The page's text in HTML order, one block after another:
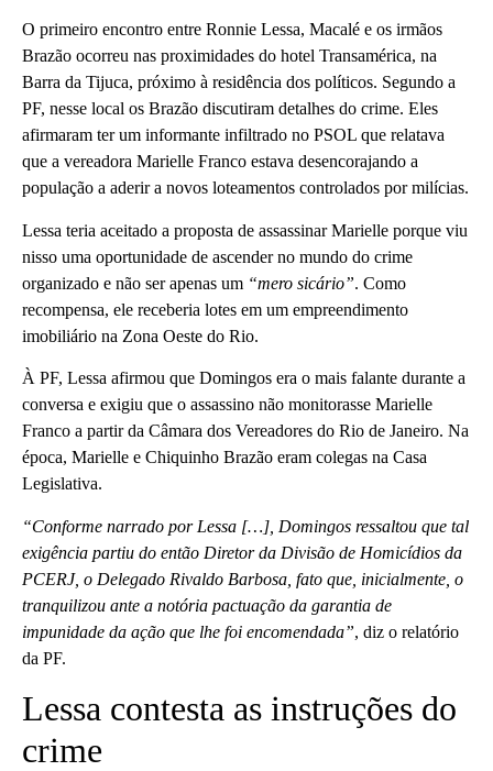
O primeiro encontro entre Ronnie Lessa, Macalé e os irmãos
Brazão ocorreu nas proximidades do hotel Transamérica, na
Barra da Tijuca, próximo à residência dos políticos. Segundo a
PF, nesse local os Brazão discutiram detalhes do crime. Eles
afirmaram ter um informante infiltrado no PSOL que relatava
que a vereadora Marielle Franco estava desencorajando a
população a aderir a novos loteamentos controlados por milícias.
Lessa teria aceitado a proposta de assassinar Marielle porque viu
nisso uma oportunidade de ascender no mundo do crime
organizado e não ser apenas um “mero sicário”. Como
recompensa, ele receberia lotes em um empreendimento
imobiliário na Zona Oeste do Rio.
À PF, Lessa afirmou que Domingos era o mais falante durante a
conversa e exigiu que o assassino não monitorasse Marielle
Franco a partir da Câmara dos Vereadores do Rio de Janeiro. Na
época, Marielle e Chiquinho Brazão eram colegas na Casa
Legislativa.
“Conforme narrado por Lessa […], Domingos ressaltou que tal
exigência partiu do então Diretor da Divisão de Homicídios da
PCERJ, o Delegado Rivaldo Barbosa, fato que, inicialmente, o
tranquilizou ante a notória pactuação da garantia de
impunidade da ação que lhe foi encomendada”, diz o relatório
da PF.
Lessa contesta as instruções do
crime